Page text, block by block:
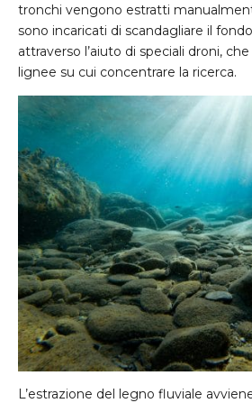
tronchi vengono estratti
sono incaricati di scandagliare il
attraverso l’aiuto di speciali droni,
lignee su cui concentrare la ricerca.
L’estrazione del legno fluviale